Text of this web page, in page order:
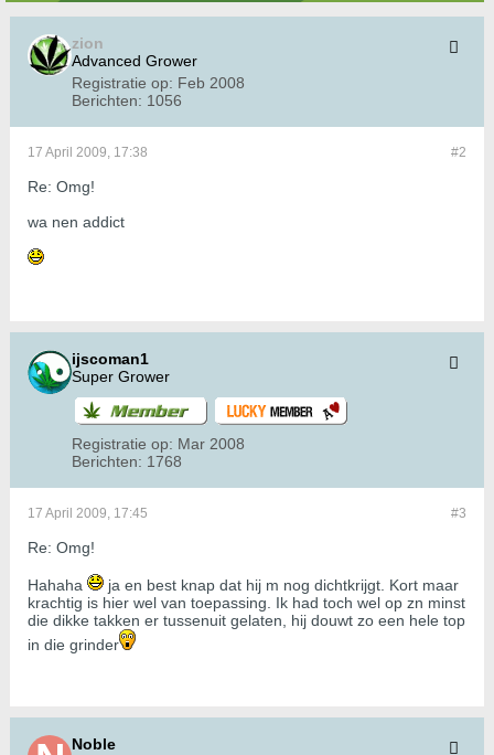
zion
Advanced Grower
Registratie op: Feb 2008
Berichten: 1056
#2
17 April 2009, 17:38
Re: Omg!
wa nen addict
ijscoman1
Super Grower
Registratie op: Mar 2008
Berichten: 1768
#3
17 April 2009, 17:45
Re: Omg!
Hahaha
ja en best knap dat hij m nog dichtkrijgt. Kort maar
krachtig is hier wel van toepassing. Ik had toch wel op zn minst
die dikke takken er tussenuit gelaten, hij douwt zo een hele top
in die grinder
Noble